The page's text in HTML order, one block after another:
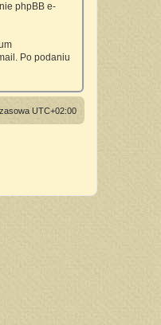
phpBB e-
Po podaniu
UTC+02:00